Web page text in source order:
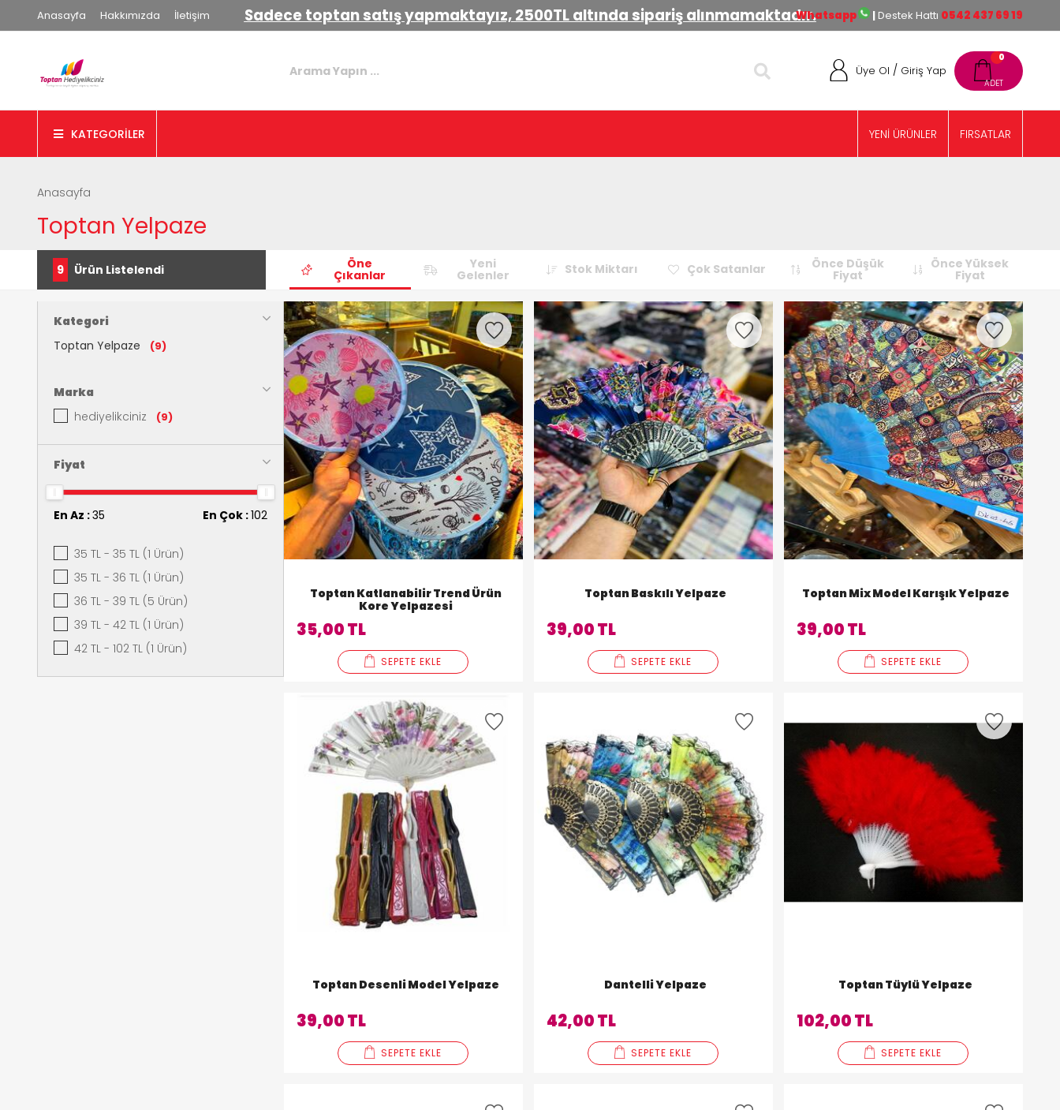
Anasayfa Hakkımızda İletişim Sadece toptan satış yapmaktayız, 2500TL altında sipariş alınmamaktadır.Whatsapp |Destek Hattı 0542 437 69 19
0
Üye Ol / Giriş Yap
KATEGORİLER FIRSATLAR
YENİ ÜRÜNLER
Anasayfa
Toptan Yelpaze
9 Ürün Listelendi Öne
Çıkanlar
Yeni
Gelenler Stok Miktarı Çok Satanlar Önce Düşük
Fiyat
Önce Yüksek
Fiyat
Kategori
Toptan Yelpaze
(9)
Marka
hediyelikciniz
(9)
Fiyat
En Az :35 En Çok :102
35 TL - 35 TL (1 Ürün)
35 TL - 36 TL (1 Ürün)
36 TL - 39 TL (5 Ürün)
39 TL - 42 TL (1 Ürün)
42 TL - 102 TL (1 Ürün)
Toptan Katlanabilir Trend Ürün
Kore Yelpazesi
35,00 TL
SEPETE EKLE
Toptan Baskılı Yelpaze
39,00 TL
SEPETE EKLE
Toptan Mix Model Karışık Yelpaze
39,00 TL
SEPETE EKLE
Toptan Desenli Model Yelpaze
39,00 TL
SEPETE EKLE
Dantelli Yelpaze
42,00 TL
SEPETE EKLE
Toptan Tüylü Yelpaze
102,00 TL
SEPETE EKLE